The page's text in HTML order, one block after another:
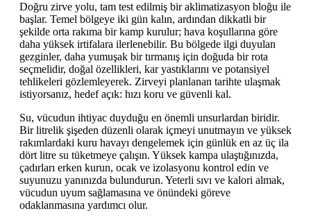
Doğru zirve yolu, tam test edilmiş bir aklimatizasyon bloğu ile
başlar. Temel bölgeye iki gün kalın, ardından dikkatli bir
şekilde orta rakıma bir kamp kurulur; hava koşullarına göre
daha yüksek irtifalara ilerlenebilir. Bu bölgede ilgi duyulan
gezginler, daha yumuşak bir tırmanış için doğuda bir rota
seçmelidir, doğal özellikleri, kar yastıklarını ve potansiyel
tehlikeleri gözlemleyerek. Zirveyi planlanan tarihte ulaşmak
istiyorsanız, hedef açık: hızı koru ve güvenli kal.
Su, vücudun ihtiyac duyduğu en önemli unsurlardan biridir.
Bir litrelik şişeden düzenli olarak içmeyi unutmayın ve yüksek
rakımlardaki kuru havayı dengelemek için günlük en az üç ila
dört litre su tüketmeye çalışın. Yüksek kampa ulaştığınızda,
çadırları erken kurun, ocak ve izolasyonu kontrol edin ve
suyunuzu yanınızda bulundurun. Yeterli sıvı ve kalori almak,
vücudun uyum sağlamasına ve önündeki göreve
odaklanmasına yardımcı olur.